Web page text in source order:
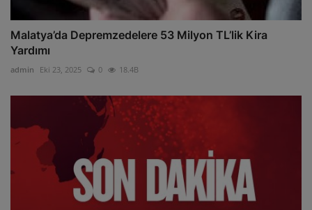
Malatya’da Depremzedelere 53 Milyon TL’lik Kira
Yardımı
admin Eki 23, 2025 0 18.4B